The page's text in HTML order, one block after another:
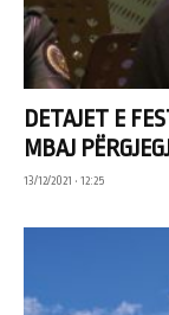
DETAJET E
MBAJ
13/12/2021 • 12:25